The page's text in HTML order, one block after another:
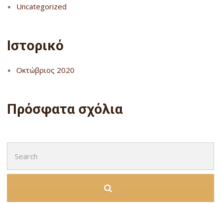
Uncategorized
Ιστορικό
Οκτώβριος 2020
Πρόσφατα σχόλια
for: